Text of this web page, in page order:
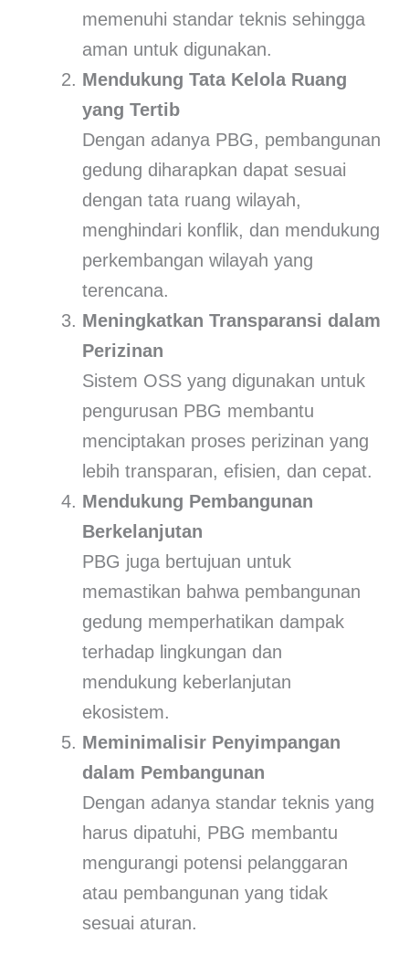
memenuhi standar teknis sehingga
aman untuk digunakan.
Mendukung Tata Kelola Ruang
yang Tertib
Dengan adanya PBG, pembangunan
gedung diharapkan dapat sesuai
dengan tata ruang wilayah,
menghindari konflik, dan mendukung
perkembangan wilayah yang
terencana.
Meningkatkan Transparansi dalam
Perizinan
Sistem OSS yang digunakan untuk
pengurusan PBG membantu
menciptakan proses perizinan yang
lebih transparan, efisien, dan cepat.
Mendukung Pembangunan
Berkelanjutan
PBG juga bertujuan untuk
memastikan bahwa pembangunan
gedung memperhatikan dampak
terhadap lingkungan dan
mendukung keberlanjutan
ekosistem.
Meminimalisir Penyimpangan
dalam Pembangunan
Dengan adanya standar teknis yang
harus dipatuhi, PBG membantu
mengurangi potensi pelanggaran
atau pembangunan yang tidak
sesuai aturan.